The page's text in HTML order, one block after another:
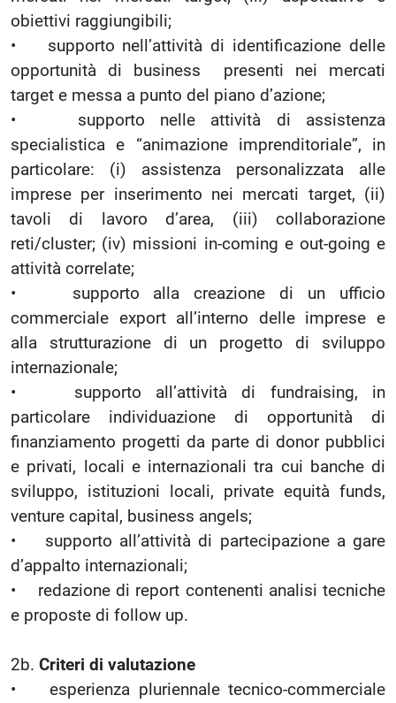
obiettivi raggiungibili;
• supporto nell’attività di identificazione delle
opportunità di business presenti nei mercati
target e messa a punto del piano d’azione;
• supporto nelle attività di assistenza
specialistica e “animazione imprenditoriale”, in
particolare: (i) assistenza personalizzata alle
imprese per inserimento nei mercati target, (ii)
tavoli di lavoro d’area, (iii) collaborazione
reti/cluster; (iv) missioni in-coming e out-going e
attività correlate;
• supporto alla creazione di un ufficio
commerciale export all’interno delle imprese e
alla strutturazione di un progetto di sviluppo
internazionale;
• supporto all’attività di fundraising, in
particolare individuazione di opportunità di
finanziamento progetti da parte di donor pubblici
e privati, locali e internazionali tra cui banche di
sviluppo, istituzioni locali, private equità funds,
venture capital, business angels;
• supporto all’attività di partecipazione a gare
d’appalto internazionali;
• redazione di report contenenti analisi tecniche
e proposte di follow up.
2b. Criteri di valutazione
• esperienza pluriennale tecnico-commerciale